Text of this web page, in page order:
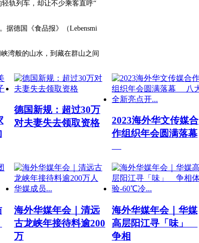
轨列车，却让不少乘客直呼“
据德国《食品报》（Lebensmi
湾般的山水，到藏在群山之间
德国新规：超过30万
对夫妻失去领取资格
2023海外华文传媒合
作组织年会圆满落幕
海外华媒年会｜清远
古龙峡年接待料逾200
万
海外华媒年会｜华媒
高层阳江寻「味」
争相